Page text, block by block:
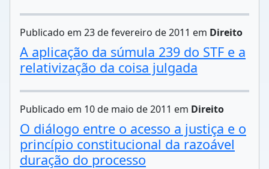
Publicado em 23 de fevereiro de 2011 em Direito
A aplicação da súmula 239 do STF e a
relativização da coisa julgada
Publicado em 10 de maio de 2011 em Direito
O diálogo entre o acesso a justiça e o
princípio constitucional da razoável
duração do processo